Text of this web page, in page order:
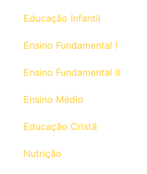
Educação Infantil
Ensino Fundamental I
Ensino Fundamental II
Ensino Médio
Educação Cristã
Nutrição